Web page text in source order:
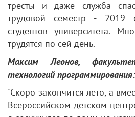
тресты и даже служба
трудовой семестр - 2019
студентов университета.
трудятся по сей день.
Максим Леонов,
технологий программирования:
"Скоро закончится лето, а
Всероссийском детском